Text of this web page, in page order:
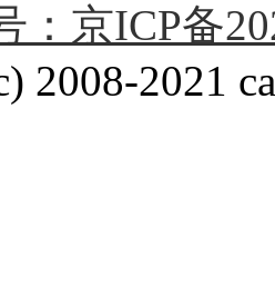
：京ICP备
2008-2021